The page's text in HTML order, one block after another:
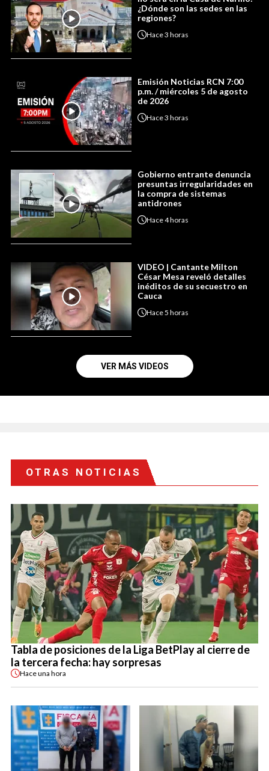
¿Dónde son las sedes en las
regiones?
Hace3 horas
Emisión Noticias RCN 7:00
p.m. / miércoles 5 de agosto
de 2026
Hace3 horas
Gobierno entrante denuncia
presuntas irregularidades en
la compra de sistemas
antidrones
Hace4 horas
VIDEO | Cantante Milton
César Mesa reveló detalles
inéditos de su secuestro en
Cauca
Hace5 horas
VER MÁS VIDEOS
OTRAS NOTICIAS
Tabla de posiciones de la Liga BetPlay al cierre de
la tercera fecha: hay sorpresas
Haceuna hora